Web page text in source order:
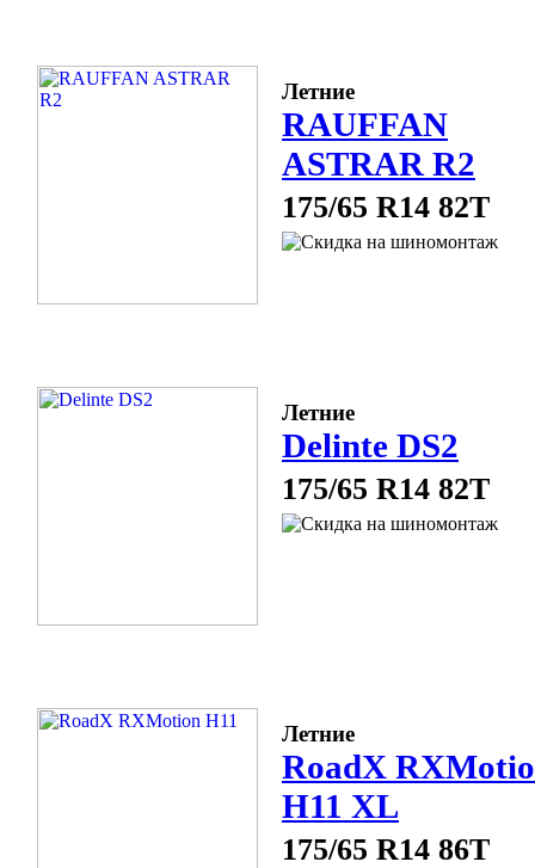
Летние
RAUFFAN
ASTRAR R2
175/65 R14 82T
Летние
Delinte DS2
175/65 R14 82T
Летние
RoadX
H11 XL
175/65 R14 86T